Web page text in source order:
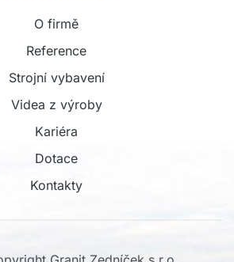
O firmě
Reference
Strojní vybavení
Videa z výroby
Kariéra
Dotace
Kontakty